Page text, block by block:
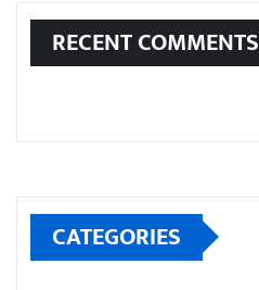
RECENT COMMENTS
CATEGORIES